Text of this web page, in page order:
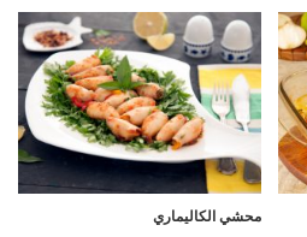
محشي الكاليماري